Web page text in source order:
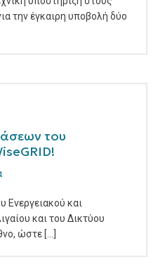
την έγκαιρη υποβολή δύο
του
Ενεργειακού και
και του Δικτύου
ώστε [...]